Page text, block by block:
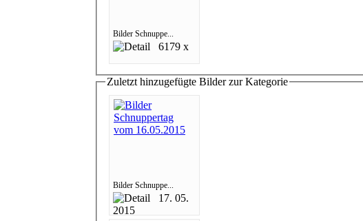
Bilder Schnuppe...
6179 x
Zuletzt hinzugefügte Bilder zur Kategorie
Bilder Schnuppe...
17. 05.
2015